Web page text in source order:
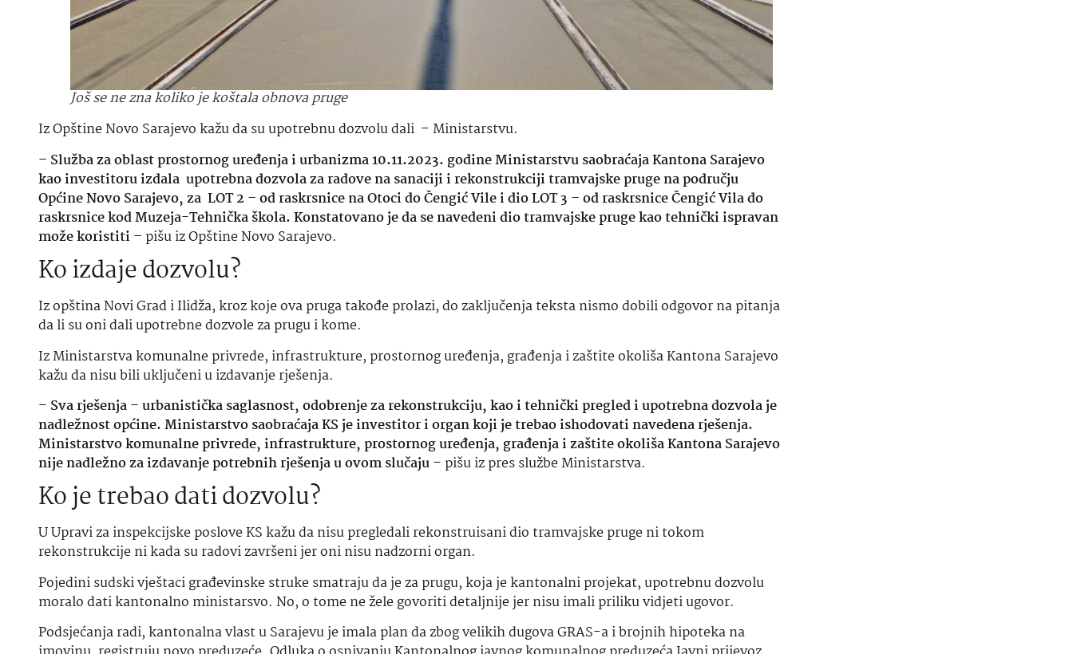
Još se ne zna koliko je koštala obnova pruge
Iz Opštine Novo Sarajevo kažu da su upotrebnu dozvolu dali – Ministarstvu.
– Služba za oblast prostornog uređenja i urbanizma 10.11.2023. godine Ministarstvu saobraćaja Kantona Sarajevo
kao investitoru izdala upotrebna dozvola za radove na sanaciji i rekonstrukciji tramvajske pruge na području
Općine Novo Sarajevo,za LOT 2 – od raskrsnice na Otoci do Čengić Vile i dio LOT 3 – od raskrsnice Čengić Vila do
raskrsnice kod Muzeja-Tehnička škola. Konstatovano je da se navedeni dio tramvajske pruge kao tehnički ispravan
može koristiti – pišu iz Opštine Novo Sarajevo.
Ko izdaje dozvolu?
Iz opština Novi Grad i Ilidža, kroz koje ova pruga takođe prolazi, do zaključenja teksta nismo dobili odgovor na pitanja
da li su oni dali upotrebne dozvole za prugu i kome.
Iz Ministarstva komunalne privrede, infrastrukture, prostornog uređenja, građenja i zaštite okoliša Kantona Sarajevo
kažu da nisu bili uključeni u izdavanje rješenja.
– Sva rješenja – urbanistička saglasnost, odobrenje za rekonstrukciju, kao i tehnički pregled i upotrebna dozvola je
nadležnost općine. Ministarstvo saobraćaja KS je investitor i organ koji je trebao ishodovati navedena rješenja.
Ministarstvo komunalne privrede, infrastrukture, prostornog uređenja, građenja i zaštite okoliša Kantona Sarajevo
nije nadležno za izdavanje potrebnih rješenja u ovom slučaju– pišu iz pres službe Ministarstva.
Ko je trebao dati dozvolu?
U Upravi za inspekcijske poslove KS kažu da nisu pregledali rekonstruisani dio tramvajske pruge ni tokom
rekonstrukcije ni kada su radovi završeni jer oni nisu nadzorni organ.
Pojedini sudski vještaci građevinske struke smatraju da je za prugu, koja je kantonalni projekat, upotrebnu dozvolu
moralo dati kantonalno ministarsvo. No, o tome ne žele govoriti detaljnije jer nisu imali priliku vidjeti ugovor.
Podsjećanja radi, kantonalna vlast u Sarajevu je imala plan da zbog velikih dugova GRAS-a i brojnih hipoteka na